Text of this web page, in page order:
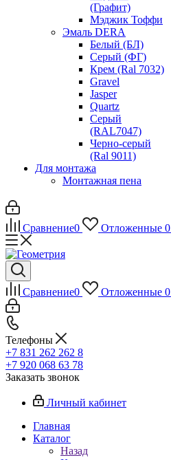
(Графит)
Мэджик Тоффи
Эмаль DERA
Белый (БЛ)
Серый (ФГ)
Крем (Ral 7032)
Gravel
Jasper
Quartz
Серый
(RAL7047)
Черно-серый
(Ral 9011)
Для монтажа
Монтажная пена
Сравнение0 Отложенные 0
Сравнение0 Отложенные 0
Телефоны
+7 831 262 262 8
+7 920 068 63 78
Заказать звонок
Личный кабинет
Главная
Каталог
Назад